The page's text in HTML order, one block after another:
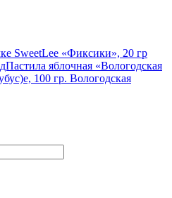
SweetLee «Фиксики», 20 гр
яблочная «Вологодская
100 гр. Вологодская